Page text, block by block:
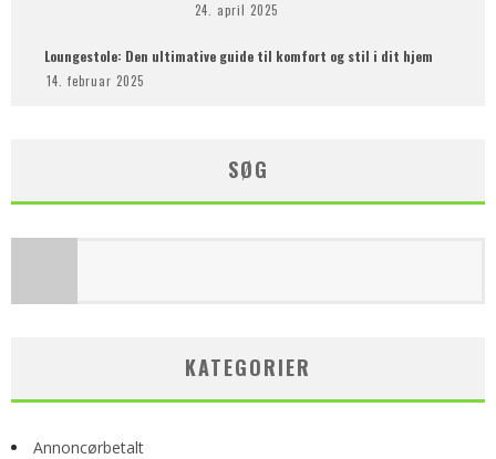
24. april 2025
Loungestole: Den ultimative guide til komfort og stil i dit hjem
14. februar 2025
SØG
KATEGORIER
Annoncørbetalt